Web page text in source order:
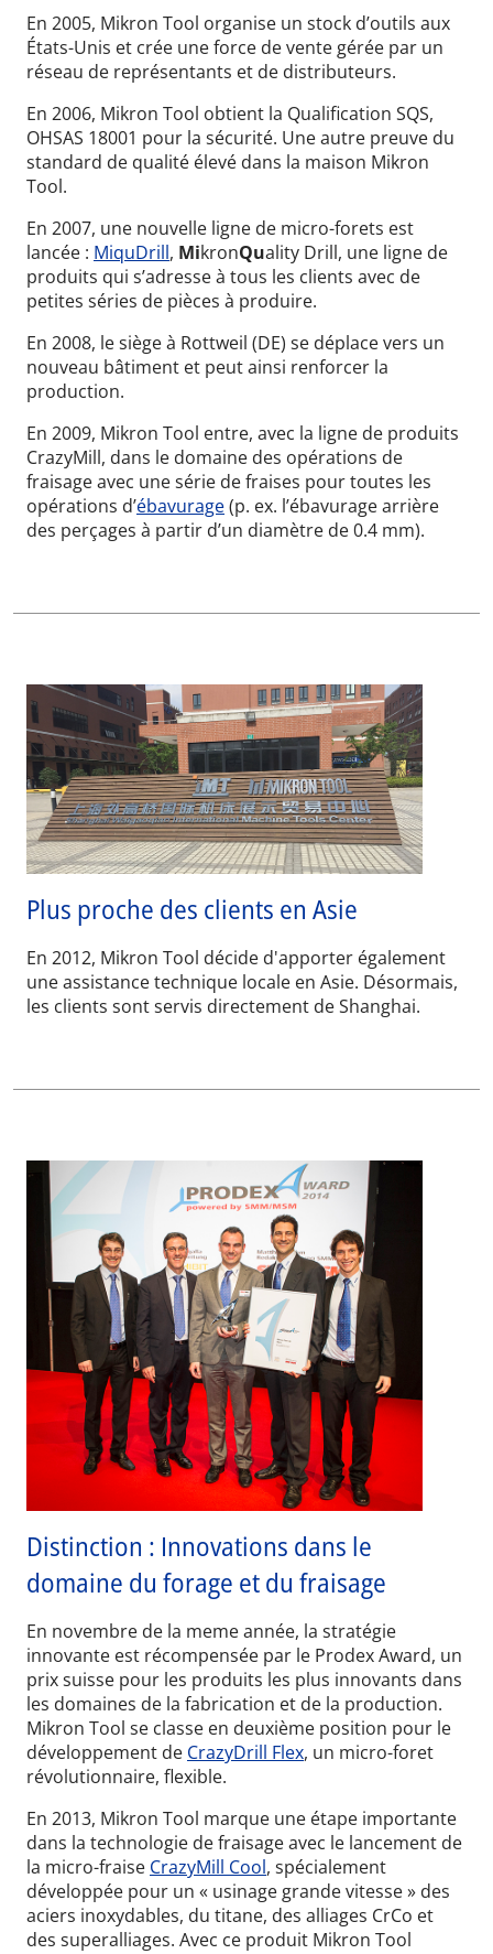
En 2005, Mikron Tool organise un stock d’outils aux
États-Unis et crée une force de vente gérée par un
réseau de représentants et de distributeurs.
En 2006, Mikron Tool obtient la Qualification SQS,
OHSAS 18001 pour la sécurité. Une autre preuve du
standard de qualité élevé dans la maison Mikron
Tool.
En 2007, une nouvelle ligne de micro-forets est
lancée : MiquDrill, MikronQuality Drill, une ligne de
produits qui s’adresse à tous les clients avec de
petites séries de pièces à produire.
En 2008, le siège à Rottweil (DE) se déplace vers un
nouveau bâtiment et peut ainsi renforcer la
production.
En 2009, Mikron Tool entre, avec la ligne de produits
CrazyMill, dans le domaine des opérations de
fraisage avec une série de fraises pour toutes les
opérations d’ébavurage(p. ex. l’ébavurage arrière
des perçages à partir d’un diamètre de 0.4 mm).
Plus proche des clients en Asie
En 2012, Mikron Tool décide d'apporter également
une assistance technique locale en Asie. Désormais,
les clients sont servis directement de Shanghai.
Distinction : Innovations dans le
domaine du forage et du fraisage
En novembre de la meme année, la stratégie
innovante est récompensée par le Prodex Award, un
prix suisse pour les produits les plus innovants dans
les domaines de la fabrication et de la production.
Mikron Tool se classe en deuxième position pour le
développement de CrazyDrill Flex, un micro-foret
révolutionnaire, flexible.
En 2013, Mikron Tool marque une étape importante
dans la technologie de fraisage avec le lancement de
la micro-fraise CrazyMill Cool, spécialement
développée pour un « usinage grande vitesse » des
aciers inoxydables, du titane, des alliages CrCo et
des superalliages. Avec ce produit Mikron Tool